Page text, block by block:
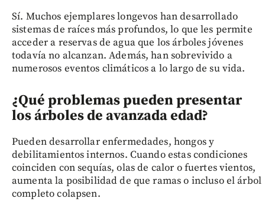
Sí. Muchos ejemplares longevos han desarrollado
sistemas de raíces más profundos, lo que les permite
acceder a reservas de agua que los árboles jóvenes
todavía no alcanzan. Además, han sobrevivido a
numerosos eventos climáticos a lo largo de su vida.
¿Qué problemas pueden presentar
los árboles de avanzada edad?
Pueden desarrollar enfermedades, hongos y
debilitamientos internos. Cuando estas condiciones
coinciden con sequías, olas de calor o fuertes vientos,
aumenta la posibilidad de que ramas o incluso el árbol
completo colapsen.